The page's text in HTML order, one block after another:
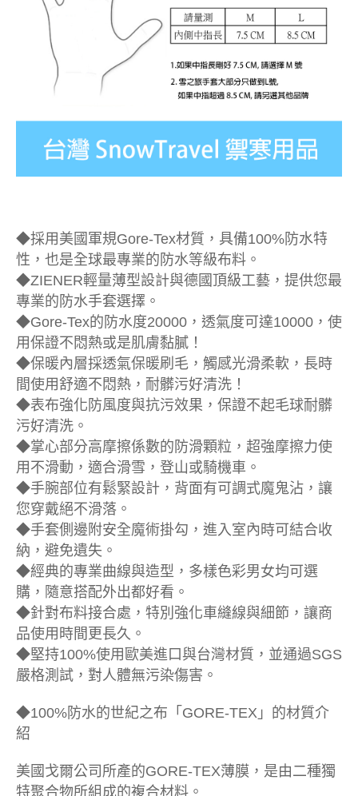
◆採用美國軍規Gore-Tex材質，具備100%防水特
性，也是全球最專業的防水等級布料。
◆ZIENER輕量薄型設計與德國頂級工藝，提供您最
專業的防水手套選擇。
◆Gore-Tex的防水度20000，透氣度可達10000，使
用保證不悶熱或是肌膚黏膩！
◆保暖內層採透氣保暖刷毛，觸感光滑柔軟，長時
間使用舒適不悶熱，耐髒污好清洗！
◆表布強化防風度與抗污效果，保證不起毛球耐髒
污好清洗。
◆掌心部分高摩擦係數的防滑顆粒，超強摩擦力使
用不滑動，適合滑雪，登山或騎機車。
◆手腕部位有鬆緊設計，背面有可調式魔鬼沾，讓
您穿戴絕不滑落。
◆手套側邊附安全魔術掛勾，進入室內時可結合收
納，避免遺失。
◆經典的專業曲線與造型，多樣色彩男女均可選
購，隨意搭配外出都好看。
◆針對布料接合處，特別強化車縫線與細節，讓商
品使用時間更長久。
◆堅持100%使用歐美進口與台灣材質，並通過SGS
嚴格測試，對人體無污染傷害。
◆100%防水的世紀之布「GORE-TEX」的材質介
紹
美國戈爾公司所產的GORE-TEX薄膜，是由二種獨
特聚合物所組成的複合材料。